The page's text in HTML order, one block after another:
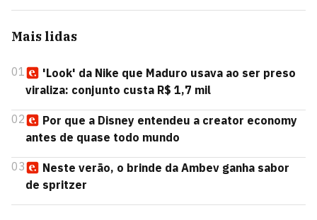
Mais lidas
01
'Look' da Nike que Maduro usava ao ser preso
viraliza: conjunto custa R$ 1,7 mil
02
Por que a Disney entendeu a creator economy
antes de quase todo mundo
03
Neste verão, o brinde da Ambev ganha sabor
de spritzer